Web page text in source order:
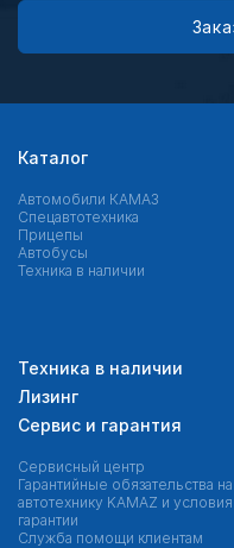
Каталог
Автомобили КАМАЗ
Спецавтотехника
Прицепы
Автобусы
Техника в наличии
Техника в наличии
Лизинг
Сервис и гарантия
Сервисный центр
Гарантийные обязательства на
автотехнику KAMAZ и условия
гарантии
Служба помощи клиентам